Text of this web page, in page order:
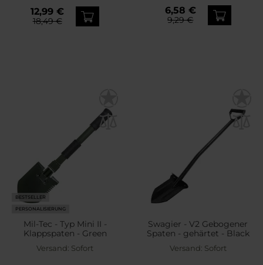
12,99 €
18,49 €
6,58 €
9,29 €
BESTSELLER
PERSONALISIERUNG
Mil-Tec - Typ Mini II -
Klappspaten - Green
Versand: Sofort
Swagier - V2 Gebogener
Spaten - gehärtet - Black
Versand: Sofort